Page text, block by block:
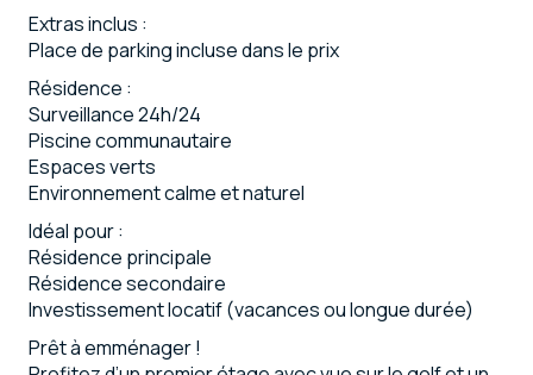
Extras inclus :
Place de parking incluse dans le prix
Résidence :
Surveillance 24h/24
Piscine communautaire
Espaces verts
Environnement calme et naturel
Idéal pour :
Résidence principale
Résidence secondaire
Investissement locatif (vacances ou longue durée)
Prêt à emménager !